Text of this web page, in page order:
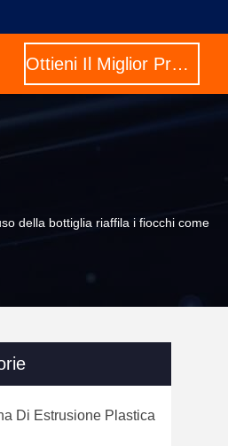
Ottieni Il Miglior Prezzo
della bottiglia riaffila i fiocchi come
Di Estrusione Plastica